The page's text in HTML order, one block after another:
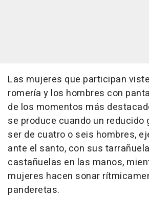
Las mujeres que participan
romería y los hombres con
de los momentos más
se produce cuando un reducido
ser de cuatro o seis hombres,
ante el santo, con sus
castañuelas en las manos,
mujeres hacen sonar
panderetas.